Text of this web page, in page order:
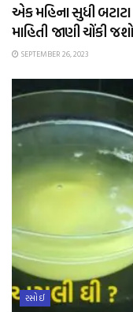
એક મહિના સુધી
માહિતી જાણી ચોંકી
SEPTEMBER 26, 2023
રસોઈ